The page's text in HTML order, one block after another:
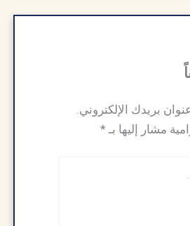
بريدك الإلكتروني.
مشار إليها بـ*